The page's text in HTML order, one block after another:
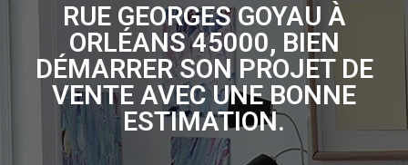
RUE GEORGES GOYAU À
ORLÉANS 45000, BIEN
DÉMARRER SON PROJET DE
VENTE AVEC UNE BONNE
ESTIMATION.